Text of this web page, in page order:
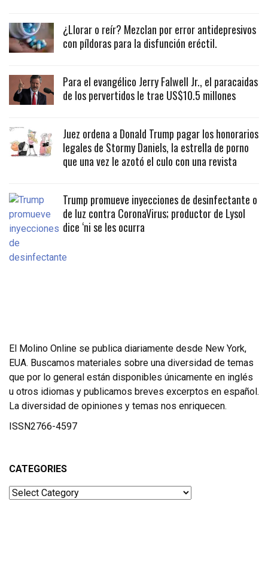
¿Llorar o reír? Mezclan por error antidepresivos
con píldoras para la disfunción eréctil.
Para el evangélico Jerry Falwell Jr., el paracaidas
de los pervertidos le trae US$10.5 millones
Juez ordena a Donald Trump pagar los honorarios
legales de Stormy Daniels, la estrella de porno
que una vez le azotó el culo con una revista
Trump promueve inyecciones de desinfectante o
de luz contra CoronaVirus; productor de Lysol
dice ‘ni se les ocurra
El Molino Online se publica diariamente desde New York,
EUA. Buscamos materiales sobre una diversidad de temas
que por lo general están disponibles únicamente en inglés
u otros idiomas y publicamos breves excerptos en español.
La diversidad de opiniones y temas nos enriquecen.
ISSN2766-4597
CATEGORIES
Categories